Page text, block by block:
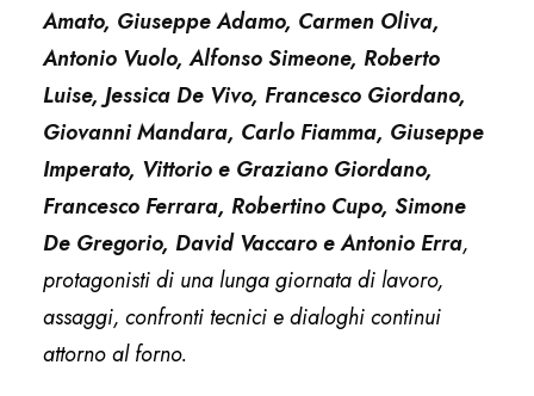
Amato, Giuseppe Adamo, Carmen Oliva,
Antonio Vuolo, Alfonso Simeone, Roberto
Luise, Jessica De Vivo, Francesco Giordano,
Giovanni Mandara, Carlo Fiamma, Giuseppe
Imperato, Vittorio e Graziano Giordano,
Francesco Ferrara, Robertino Cupo, Simone
De Gregorio, David Vaccaroe Antonio Erra,
protagonisti di una lunga giornata di lavoro,
assaggi, confronti tecnici e dialoghi continui
attorno al forno.